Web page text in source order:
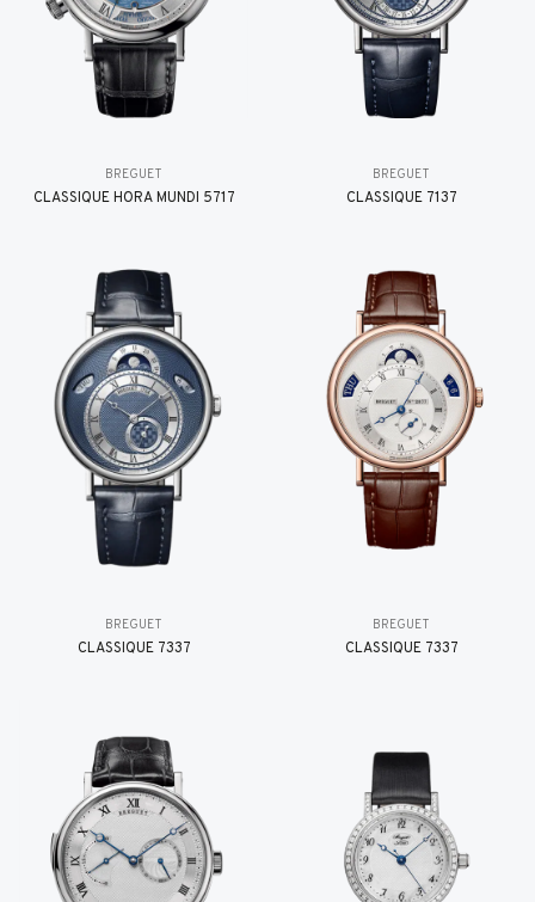
BREGUET
CLASSIQUE HORA MUNDI 5717
BREGUET
CLASSIQUE 7137
BREGUET
CLASSIQUE 7337
BREGUET
CLASSIQUE 7337